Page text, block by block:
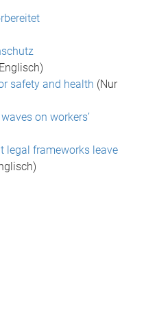
safety and health (Nur
on workers’
legal frameworks leave